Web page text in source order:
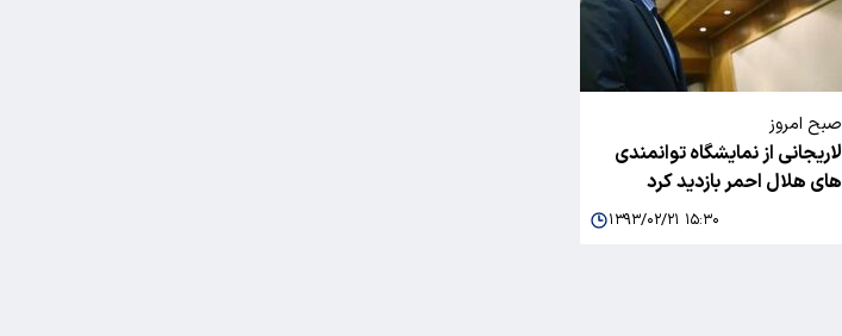
صبح امروز
لاریجانی از نمایشگاه توانمندی
های هلال احمر بازدید کرد
۱۳۹۳/۰۲/۲۱ ۱۵:۳۰